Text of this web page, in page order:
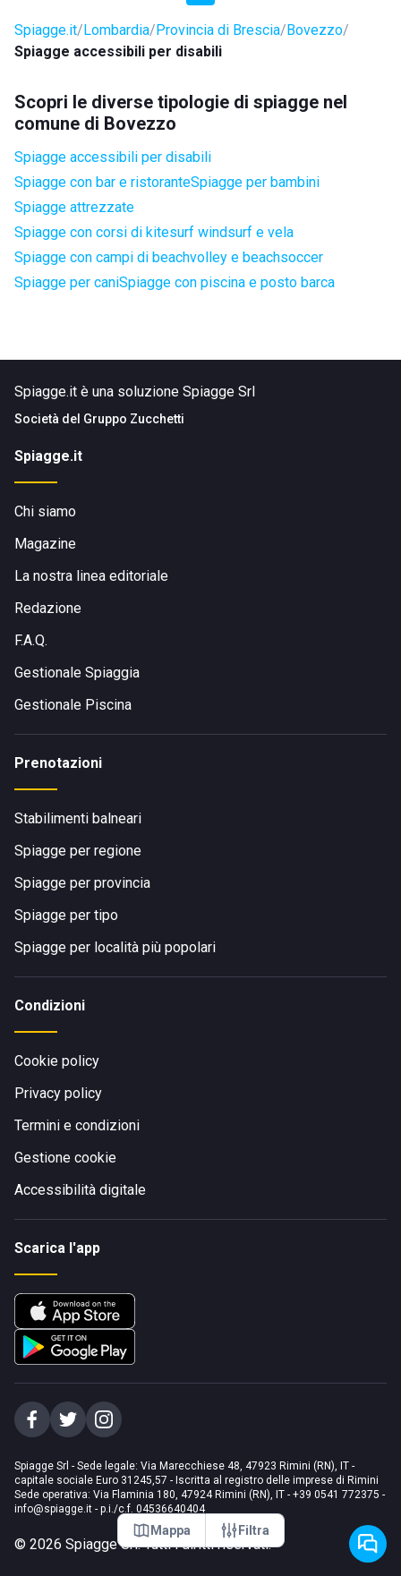
Mappa Filtra
Spiagge.it Lombardia Provincia di Brescia Bovezzo
Spiagge accessibili per disabili
Scopri le diverse tipologie di spiagge nel
comune di Bovezzo
Spiagge accessibili per disabili
Spiagge con bar e ristoranteSpiagge per bambini
Spiagge attrezzate
Spiagge con corsi di kitesurf windsurf e vela
Spiagge con campi di beachvolley e beachsoccer
Spiagge per caniSpiagge con piscina e posto barca
Spiagge.it è una soluzione Spiagge Srl
Società del Gruppo Zucchetti
Spiagge.it
Chi siamo
Magazine
La nostra linea editoriale
Redazione
F.A.Q.
Gestionale Spiaggia
Gestionale Piscina
Prenotazioni
Stabilimenti balneari
Spiagge per regione
Spiagge per provincia
Spiagge per tipo
Spiagge per località più popolari
Condizioni
Cookie policy
Privacy policy
Termini e condizioni
Gestione cookie
Accessibilità digitale
Scarica l'app
Spiagge Srl - Sede legale: Via Marecchiese 48, 47923 Rimini (RN), IT -
capitale sociale Euro 31245,57 - Iscritta al registro delle imprese di Rimini
Sede operativa: Via Flaminia 180, 47924 Rimini (RN), IT - +39 0541 772375 -
info@spiagge.it - p.i./c.f. 04536640404
© 2026 Spiagge Srl. Tutti i diritti riservati.